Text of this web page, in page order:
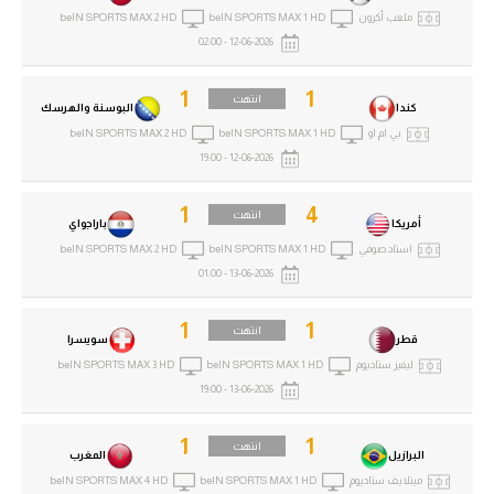
الدوري السعودي للمحترفين
دوري أبطال أوروبا
دوري أبطال إفريقيا
الكرة المصرية
الدوري المصري
منتخب مصر
البرازيل 1 انتهت
المغرب 1
ميتلايف ستاديوم beIN SPORTS MAX 1 HD
beIN SPORTS MAX 4 HD
قطر 1 انتهت
سويسرا 1
ليفيز ستاديوم beIN SPORTS MAX 1 HD
beIN SPORTS MAX 3 HD
13-06-2026 - 19:00
أمريكا 4 انتهت
باراجواي 1
استاد صوفي beIN SPORTS MAX 1 HD
beIN SPORTS MAX 2 HD
13-06-2026 - 01:00
كندا 1 انتهت
البوسنة والهرسك 1
بي ام او beIN SPORTS MAX 1 HD
beIN SPORTS MAX 2 HD
12-06-2026 - 19:00
ملعب أكرون beIN SPORTS MAX 1 HD
beIN SPORTS MAX 2 HD
12-06-2026 - 02:00